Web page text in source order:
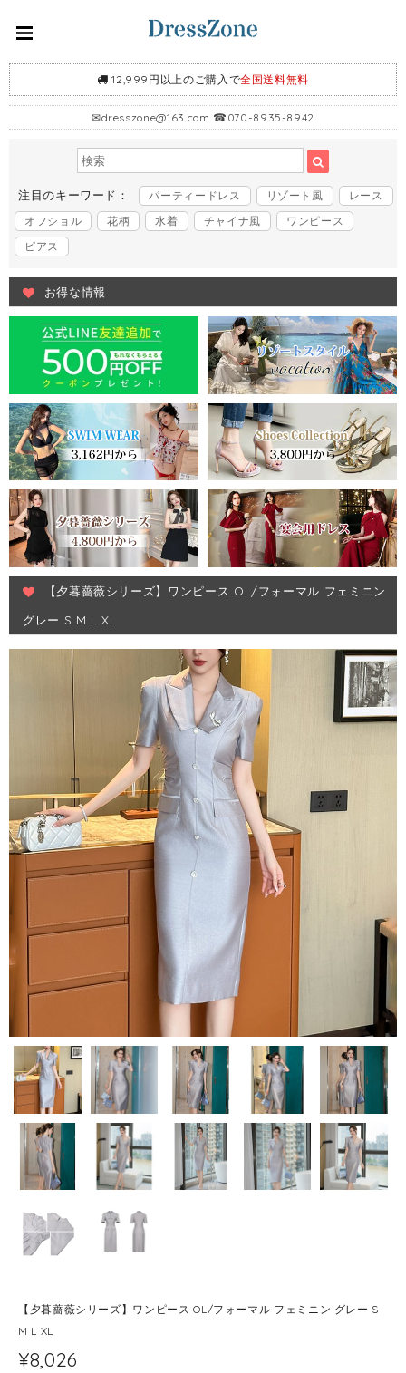
12,999円以上のご購入で全国送料無料
✉dresszone@163.com ☎070-8935-8942
注目のキーワード： パーティードレス リゾート風
レース
オフショル
花柄 水着 チャイナ風
ワンピース
ピアス
お得な情報
【夕暮薔薇シリーズ】ワンピース OL/フォーマル フェミニン
グレー S M L XL
【夕暮薔薇シリーズ】ワンピース OL/フォーマル フェミニン グレー S
M L XL
¥8,026